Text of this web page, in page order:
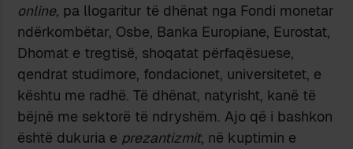
online, pa llogaritur të dhënat nga Fondi monetar
ndërkombëtar, Osbe, Banka Europiane, Eurostat,
Dhomat e tregtisë, shoqatat përfaqësuese,
qendrat studimore, fondacionet, universitetet, e
kështu me radhë. Të dhënat, natyrisht, kanë të
bëjnë me sektorë të ndryshëm. Ajo që i bashkon
është dukuria e prezantizmit, në kuptimin e